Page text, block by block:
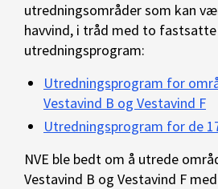
utredningsområder som kan
havvind, i tråd med to fastsatte
utredningsprogram:
Utredningsprogram for
Vestavind B og Vestavind F
Utredningsprogram for de
NVE ble bedt om å utrede
Vestavind B og Vestavind F